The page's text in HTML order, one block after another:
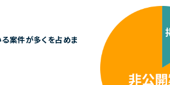
案件が多くを占めま